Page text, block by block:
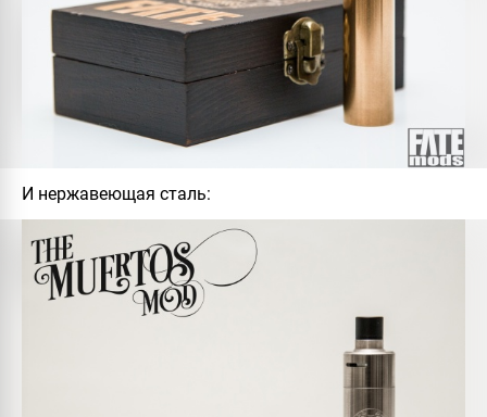
И нержавеющая сталь: